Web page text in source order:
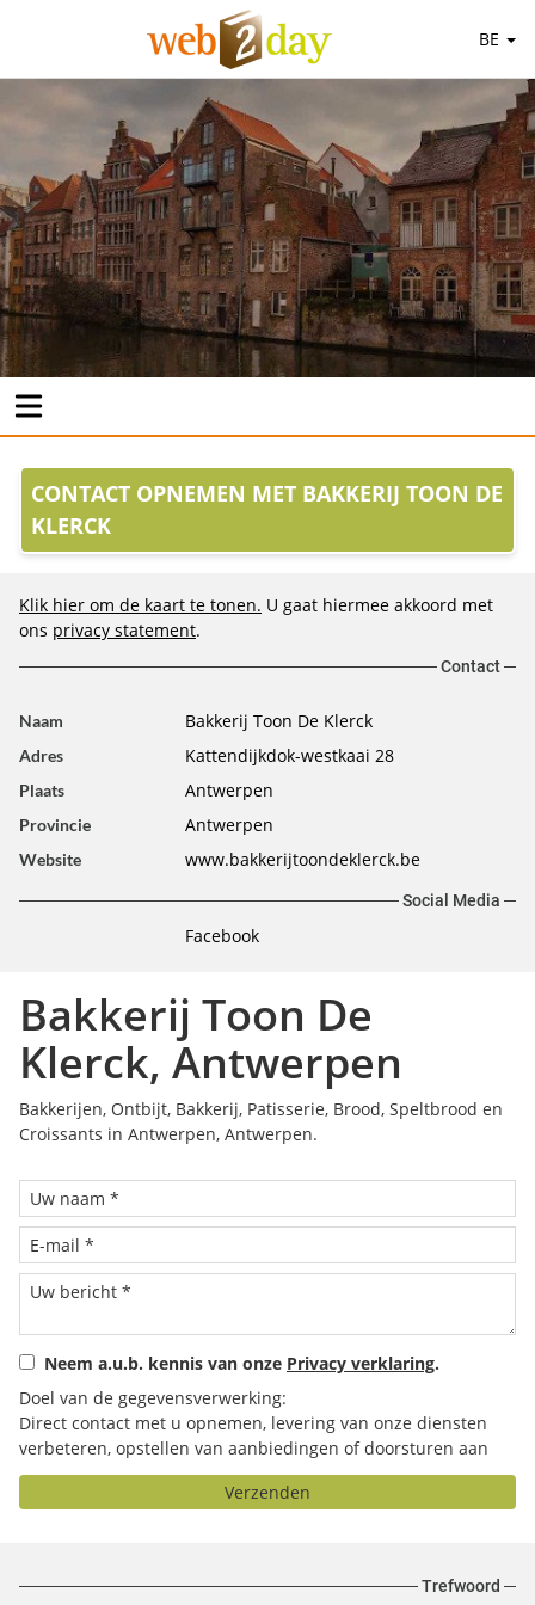
BE
CONTACT OPNEMEN MET BAKKERIJ TOON DE
KLERCK
Klik hier om de kaart te tonen. U gaat hiermee akkoord met
ons privacy statement.
Contact
Naam Bakkerij Toon De Klerck
Adres Kattendijkdok-westkaai 28
Plaats Antwerpen
Provincie Antwerpen
Website www.bakkerijtoondeklerck.be
Social Media
Facebook
Bakkerij Toon De
Klerck, Antwerpen
Bakkerijen, Ontbijt, Bakkerij, Patisserie, Brood, Speltbrood en
Croissants in Antwerpen, Antwerpen.
Neem a.u.b. kennis van onze Privacy verklaring.
Doel van de gegevensverwerking:
Direct contact met u opnemen, levering van onze diensten
verbeteren, opstellen van aanbiedingen of doorsturen aan
het door u geselecteerde bedrijf.
Verzenden
Trefwoord